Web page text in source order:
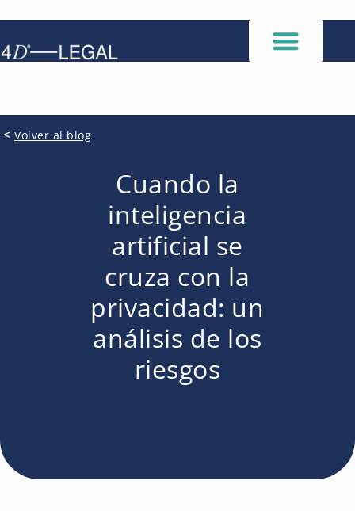
< Volver al blog
Cuando la
inteligencia
artificial se
cruza con la
privacidad: un
análisis de los
riesgos